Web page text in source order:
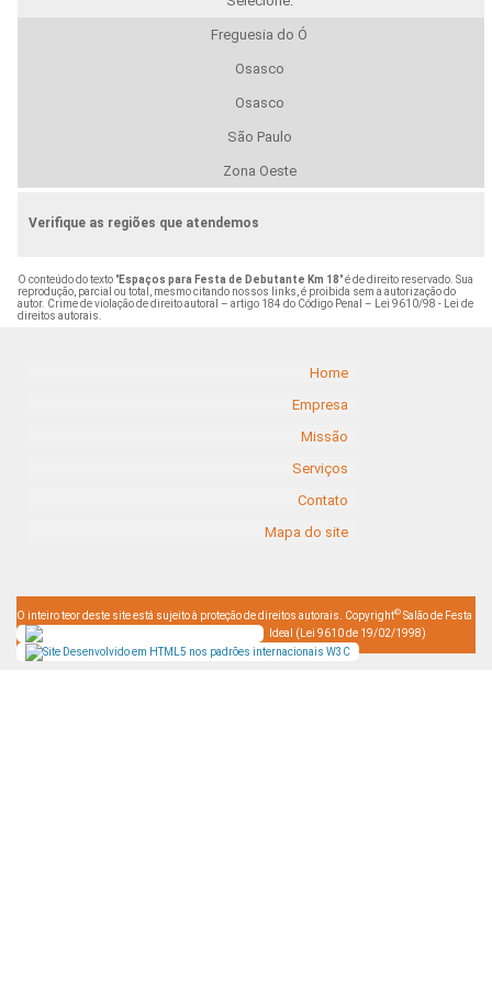
Freguesia do Ó
Osasco
Osasco
São Paulo
Zona Oeste
Verifique as regiões que atendemos
O conteúdo do texto "Espaços para Festa de Debutante Km 18" é de direito reservado. Sua
reprodução, parcial ou total, mesmo citando nossos links, é proibida sem a autorização do
autor. Crime de violação de direito autoral – artigo 184 do Código Penal – Lei 9610/98 - Lei de
direitos autorais.
Home
Empresa
Missão
Serviços
Contato
Mapa do site
O inteiro teor deste site está sujeito à proteção de direitos autorais. Copyright© Salão de Festa
Ideal (Lei 9610 de 19/02/1998)